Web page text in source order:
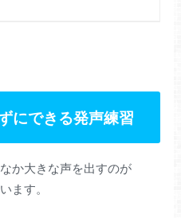
にできる発声練習
か大きな声を出すのが
ます。